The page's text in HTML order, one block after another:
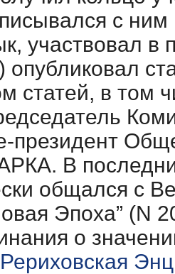
с
участвовал в
опубликовал
статей, в том
президент
В
общался с
Эпоха” (N
о
Рериховская